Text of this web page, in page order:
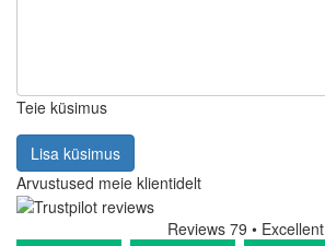
Teie küsimus
Lisa küsimus
Arvustused meie klientidelt
Reviews 79 • Excellent